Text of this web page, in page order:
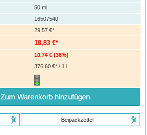
50 ml
16507540
29,57 €*
18,83 €*
10,74 € (36%)
376,60 €* / 1 l
Zum Warenkorb hinzufügen
Beipackzettel